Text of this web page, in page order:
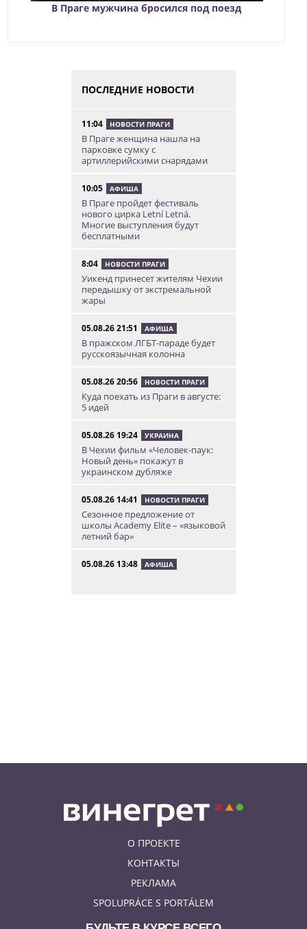
В Праге мужчина бросился под поезд
ПОСЛЕДНИЕ НОВОСТИ
11:04 НОВОСТИ ПРАГИ
В Праге женщина нашла на
парковке сумку с
артиллерийскими снарядами
10:05 АФИША
В Праге пройдет фестиваль
нового цирка Letní Letná.
Многие выступления будут
бесплатными
8:04 НОВОСТИ ПРАГИ
Уикенд принесет жителям Чехии
передышку от экстремальной
жары
05.08.26 21:51 АФИША
В пражском ЛГБТ-параде будет
русскоязычная колонна
05.08.26 20:56 НОВОСТИ ПРАГИ
Куда поехать из Праги в августе:
5 идей
05.08.26 19:24 УКРАИНА
В Чехии фильм «Человек-паук:
Новый день» покажут в
украинском дубляже
05.08.26 14:41 НОВОСТИ ПРАГИ
Сезонное предложение от
школы Academy Elite – «языковой
летний бар»
05.08.26 13:48 АФИША
О ПРОЕКТЕ
КОНТАКТЫ
РЕКЛАМА
SPOLUPRÁCE S PORTÁLEM